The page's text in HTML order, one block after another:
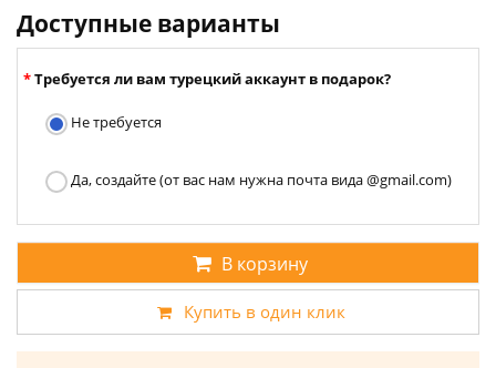
Доступные варианты
Требуется ли вам турецкий аккаунт в подарок?
Не требуется
Да, создайте (от вас нам нужна почта вида @gmail.com)
В корзину
Купить в один клик